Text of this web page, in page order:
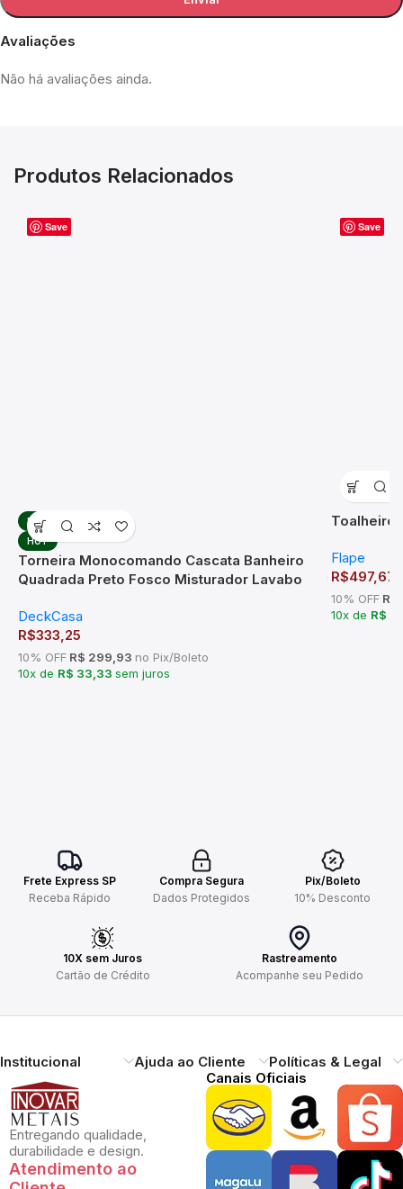
Avaliações
Não há avaliações ainda.
Produtos Relacionados
Save
HOT
HOT
Torneira Monocomando Cascata Banheiro
Quadrada Preto Fosco Misturador Lavabo
DeckCasa
R$333,25
10% OFF R$ 299,93 no Pix/Boleto
10x de R$ 33,33 sem juros
Save
Toalheiro
Flape
R$497,67
10% OFF R$
10x de R$
Frete Express SP
Receba Rápido
Compra Segura
Dados Protegidos
Pix/Boleto
10% Desconto
10X sem Juros
Cartão de Crédito
Rastreamento
Acompanhe seu Pedido
Institucional Ajuda ao Cliente Políticas & Legal
Entregando qualidade,
durabilidade e design.
Atendimento ao
Canais Oficiais